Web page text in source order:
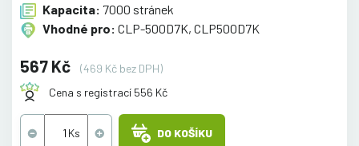
Kapacita: 7000 stránek
Vhodné pro: CLP-500D7K, CLP500D7K
567 Kč
(469 Kč bez DPH)
Cena s registrací 556 Kč
DO KOŠÍKU